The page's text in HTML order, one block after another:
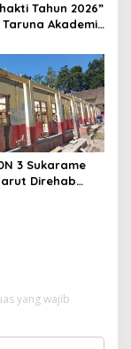
Tahun 2026”
Akademi
3 Sukarame
Direhab
yang wajib